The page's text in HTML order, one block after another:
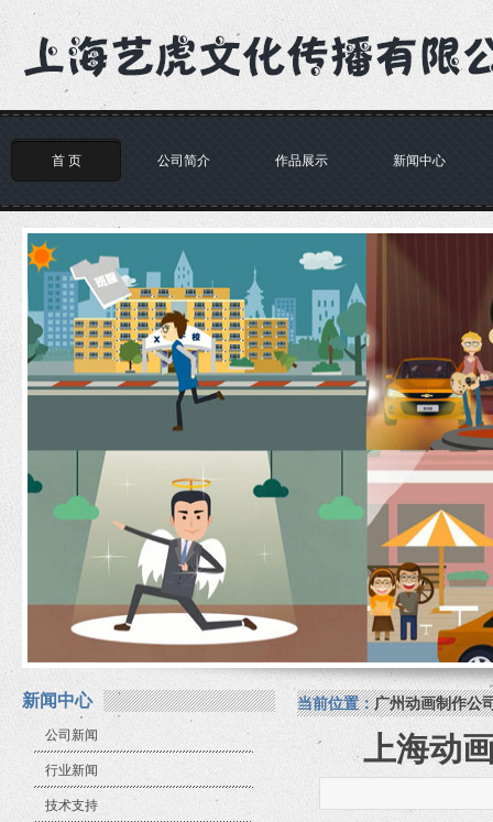
首 页 公司简介 作品展示 新闻中心
新闻中心
公司新闻
行业新闻
技术支持
当前位置：广州动画制作公
上海动